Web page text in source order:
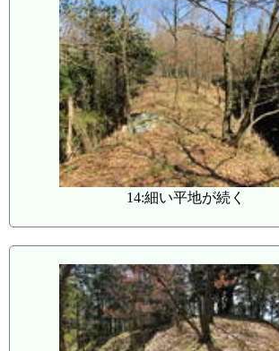
14:細い平地が続く